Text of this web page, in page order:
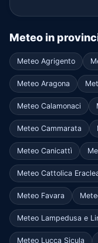
Meteo in
Meteo Agrigento
Meteo Aragona
Meteo Calamonaci
Meteo Cammarata
Meteo Canicattì
Meteo Cattolica
Meteo Favara
Meteo Lampedusa e
Meteo Lucca Sicula